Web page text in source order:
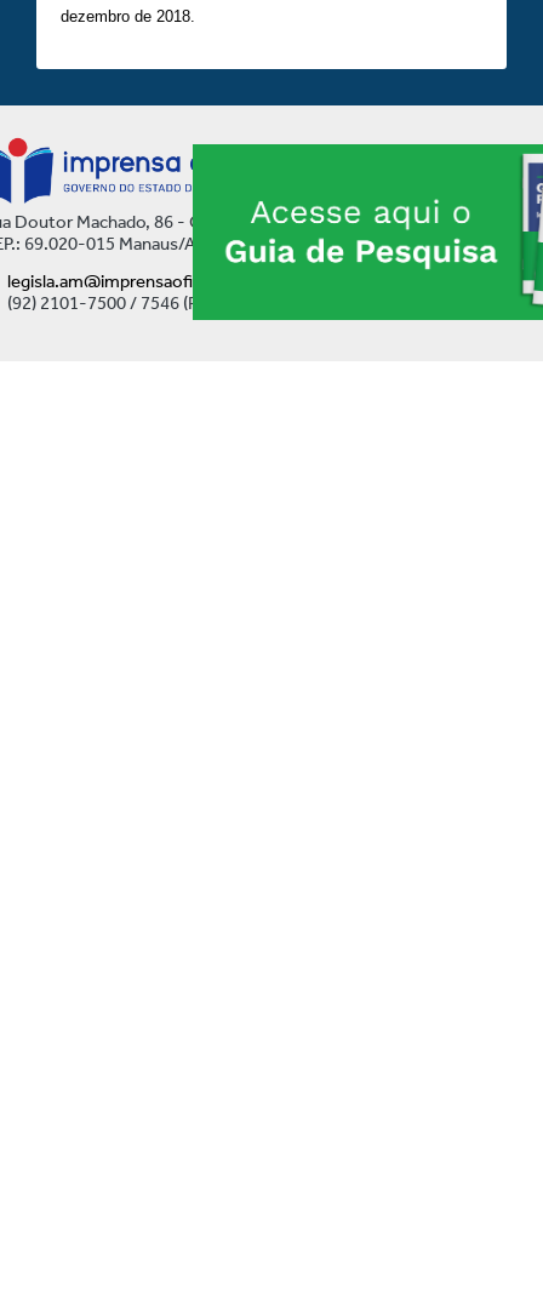
dezembro de 2018.
Doutor Machado, 86 - Centro
69.020-015 Manaus/AM
legisla.am@imprensaoficial.am.gov.br
(92) 2101-7500 / 7546 (Ramal)